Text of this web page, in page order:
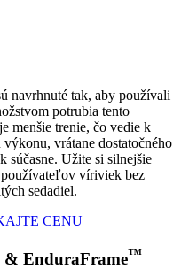
navrhnuté tak, aby používali
potrubia tento
menšie trenie, čo vedie k
vrátane dostatočného
súčasne. Užite si silnejšie
používateľov víriviek bez
sedadiel.
CENU
& EnduraFrame™